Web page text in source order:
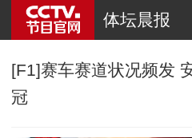
体坛晨报
[F1]赛车赛道状况频发
冠